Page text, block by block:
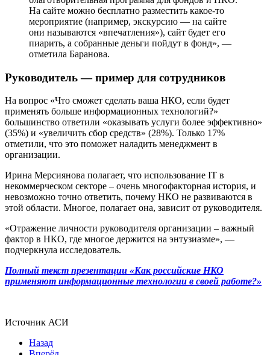
На сайте можно бесплатно разместить какое-то
мероприятие (например, экскурсию — на сайте
они называются «впечатления»), сайт будет его
пиарить, а собранные деньги пойдут в фонд», —
отметила Баранова.
Руководитель — пример для сотрудников
На вопрос «Что сможет сделать ваша НКО, если будет
применять больше информационных технологий?»
большинство ответили «оказывать услуги более эффективно»
(35%) и «увеличить сбор средств» (28%). Только 17%
отметили, что это поможет наладить менеджмент в
организации.
Ирина Мерсиянова полагает, что использование IT в
некоммерческом секторе – очень многофакторная история, и
невозможно точно ответить, почему НКО не развиваются в
этой области. Многое, полагает она, зависит от руководителя.
«Отражение личности руководителя организации – важный
фактор в НКО, где многое держится на энтузиазме», —
подчеркнула исследователь.
Полный текст презентации «Как российские НКО
применяют информационные технологии в своей работе?»
Источник АСИ
Назад